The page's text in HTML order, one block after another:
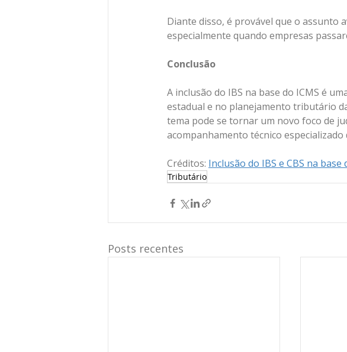
Diante disso, é provável que o assunto
especialmente quando empresas
Conclusão
A inclusão do IBS na base do ICMS é
estadual e no planejamento tributário
tema pode se tornar um novo foco de
acompanhamento técnico
Créditos: Inclusão do IBS e CBS na
Tributário
Posts recentes